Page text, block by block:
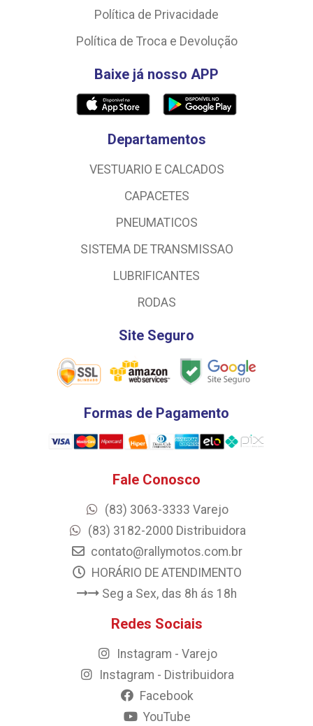
Política de Privacidade
Política de Troca e Devolução
Baixe já nosso APP
Departamentos
VESTUARIO E CALCADOS
CAPACETES
PNEUMATICOS
SISTEMA DE TRANSMISSAO
LUBRIFICANTES
RODAS
Site Seguro
Formas de Pagamento
Fale Conosco
(83) 3063-3333 Varejo
(83) 3182-2000 Distribuidora
contato@rallymotos.com.br
HORÁRIO DE ATENDIMENTO
Seg a Sex, das 8h ás 18h
Redes Sociais
Instagram - Varejo
Instagram - Distribuidora
Facebook
YouTube